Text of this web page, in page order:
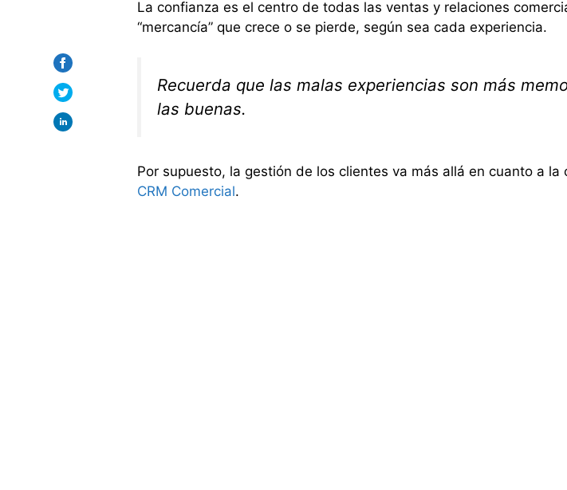
La confianza es el centro de todas las ventas y relaciones
“mercancía” que crece o se pierde, según sea cada experiencia.
Recuerda que las malas experiencias son más
las buenas.
Por supuesto, la gestión de los clientes va más allá en cuanto a la
CRM Comercial.